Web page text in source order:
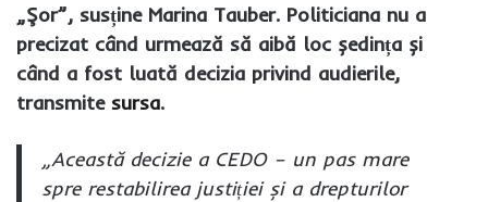
„Şor”, susține Marina Tauber. Politiciana nu a
precizat când urmează să aibă loc ședința și
când a fost luată decizia privind audierile,
transmite sursa.
„Această decizie a CEDO – un pas mare
spre restabilirea justiției și a drepturilor